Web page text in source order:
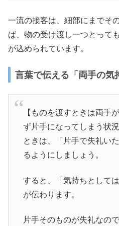
一流の接客は、細部にまでそ
ば、物の受け渡し一つとって
が込められています。
言葉で伝える「両手の気
【ものを渡すときは両手
ず片手になってしまう状
ときは、「片手で失礼い
るようにしましょう。
すると、「気持ちとして
が伝わります。
片手そのものが失礼なの